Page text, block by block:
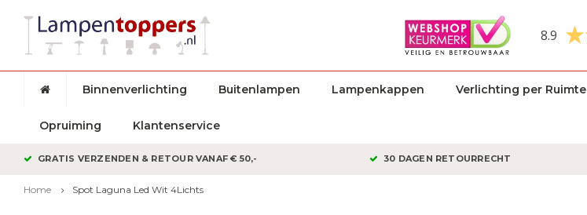
8.9
Binnenverlichting Buitenlampen Lampenkappen Verlichting per Ruimte
Opruiming Klantenservice
GRATIS VERZENDEN & RETOUR VANAF € 50,- 30 DAGEN RETOURRECHT
Home Spot Laguna Led Wit 4Lichts